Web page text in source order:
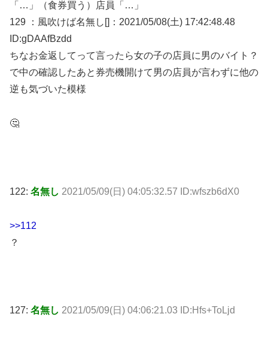
「…」（食券買う）店員「…」
129 ：風吹けば名無し[]：2021/05/08(土) 17:42:48.48
ID:gDAAfBzdd
ちなお金返してって言ったら女の子の店員に男のバイト？
で中の確認したあと券売機開けて男の店員が言わずに他の
逆も気づいた模様
🤔
122: 名無し 2021/05/09(日) 04:05:32.57 ID:wfszb6dX0
>>112
？
127: 名無し 2021/05/09(日) 04:06:21.03 ID:Hfs+ToLjd